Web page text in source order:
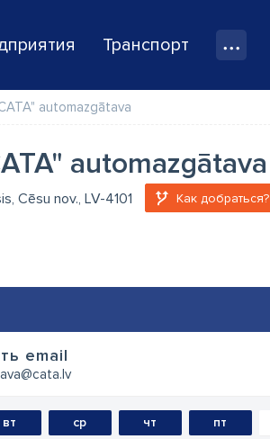
Транспорт
automazgātava
automazgātava
Cēsu nov., LV-4101 Как добраться?
email
вт ср чт пт